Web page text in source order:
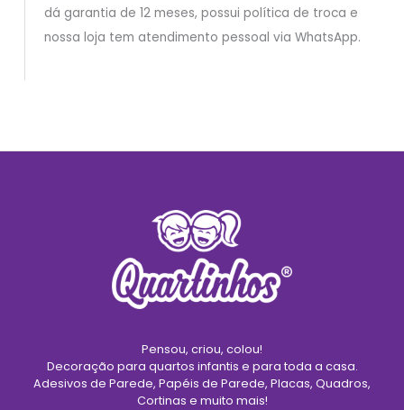
dá garantia de 12 meses, possui política de troca e
nossa loja tem atendimento pessoal via WhatsApp.
Pensou, criou, colou!
Decoração para quartos infantis e para toda a casa.
Adesivos de Parede, Papéis de Parede, Placas, Quadros,
Cortinas e muito mais!